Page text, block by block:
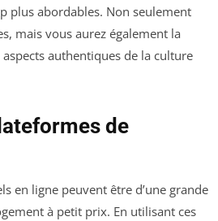
plus abordables. Non seulement
mais vous aurez également la
authentiques de la culture
de
en ligne peuvent être d’une grande
à petit prix. En utilisant ces